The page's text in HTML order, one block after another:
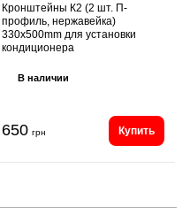
Кронштейны К2 (2 шт. П-
профиль, нержавейка)
330x500mm для установки
кондиционера
В наличии
650 грн Купить